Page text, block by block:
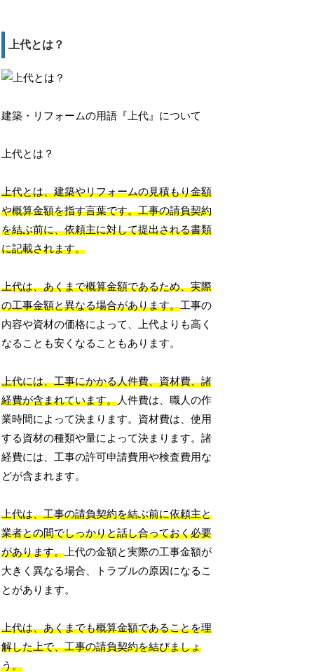
上代とは？
建築・リフォームの用語『上代』について
上代とは？
上代とは、建築やリフォームの見積もり金額
や概算金額を指す言葉です。工事の請負契約
を結ぶ前に、依頼主に対して提出される書類
に記載されます。
上代は、あくまで概算金額であるため、実際
の工事金額と異なる場合があります。工事の
内容や資材の価格によって、上代よりも高く
なることも安くなることもあります。
上代には、工事にかかる人件費、資材費、諸
経費が含まれています。人件費は、職人の作
業時間によって決まります。資材費は、使用
する資材の種類や量によって決まります。諸
経費には、工事の許可申請費用や検査費用な
どが含まれます。
上代は、工事の請負契約を結ぶ前に依頼主と
業者との間でしっかりと話し合っておく必要
があります。上代の金額と実際の工事金額が
大きく異なる場合、トラブルの原因になるこ
とがあります。
上代は、あくまでも概算金額であることを理
解した上で、工事の請負契約を結びましょ
う。